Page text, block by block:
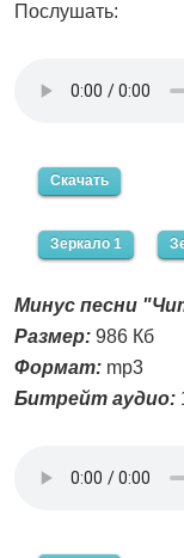
Послушать:
Скачать
Зеркало 1
Минус песни
Размер: 986 Кб
Формат: mp3
Битрейт аудио: